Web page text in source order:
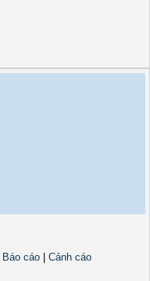
Báo cáo
Cảnh cáo